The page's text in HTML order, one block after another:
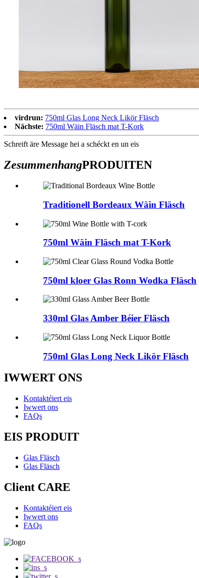
virdrun: 750ml Glas Long Neck Likör Fläsch
Nächste: 750ml Wäin Fläsch mat T-Kork
Schreift äre Message hei a schéckt en un eis
ZesummenhangPRODUITEN
Traditionell Bordeaux Wäin Fläsch
750ml Wäin Fläsch mat T-Kork
750ml kloer Glas Ronn Wodka Fläsch
330ml Glas Amber Béier Fläsch
750ml Glas Long Neck Likör Fläsch
IWWERT ONS
Kontaktéiert eis
Iwwert ons
FAQs
EIS PRODUIT
Glas Fläsch
Glas Fläsch
Client CARE
Kontaktéiert eis
Iwwert ons
FAQs